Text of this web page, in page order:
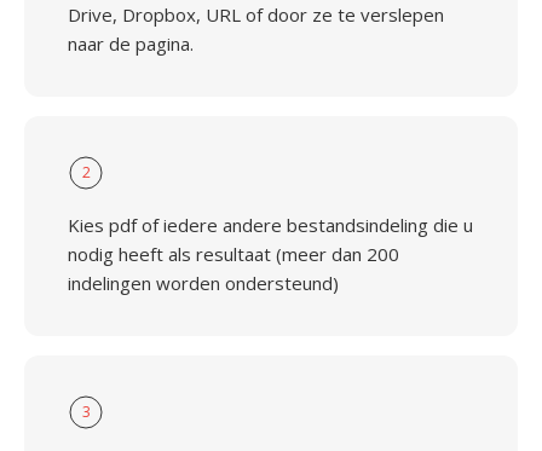
Drive, Dropbox, URL of door ze te verslepen
naar de pagina.
2
Kies pdf of iedere andere bestandsindeling die u
nodig heeft als resultaat (meer dan 200
indelingen worden ondersteund)
3